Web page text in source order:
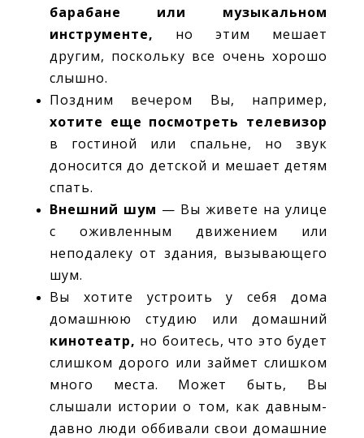
барабане или музыкальном
инструменте, но этим мешает
другим, поскольку все очень хорошо
слышно.
Поздним вечером Вы, например,
хотите еще посмотреть телевизор
в гостиной или спальне, но звук
доносится до детской и мешает детям
спать.
Внешний шум — Вы живете на улице
с оживленным движением или
неподалеку от здания, вызывающего
шум.
Вы хотите устроить у себя дома
домашнюю студию или домашний
кинотеатр, но боитесь, что это будет
слишком дорого или займет слишком
много места. Может быть, Вы
слышали истории о том, как давным-
давно люди оббивали свои домашние